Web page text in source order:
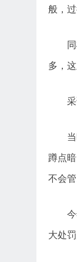
般，
多，
蹲点
不会
大处